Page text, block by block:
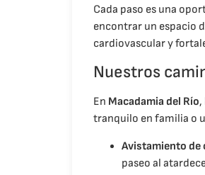
Cada paso es una
encontrar un espacio
cardiovascular y
Nuestros
En Macadamia del Río,
tranquilo en familia o
Avistamiento de
paseo al